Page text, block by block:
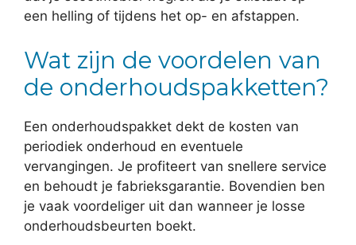
een helling of tijdens het op- en afstappen.
Wat zijn de voordelen van
de onderhoudspakketten?
Een onderhoudspakket dekt de kosten van
periodiek onderhoud en eventuele
vervangingen. Je profiteert van snellere service
en behoudt je fabrieksgarantie. Bovendien ben
je vaak voordeliger uit dan wanneer je losse
onderhoudsbeurten boekt.